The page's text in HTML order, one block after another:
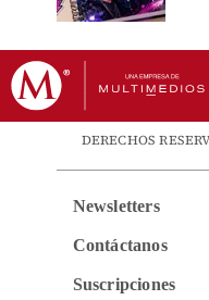
DERECHOS
Newsletters
Contáctanos
Suscripciones